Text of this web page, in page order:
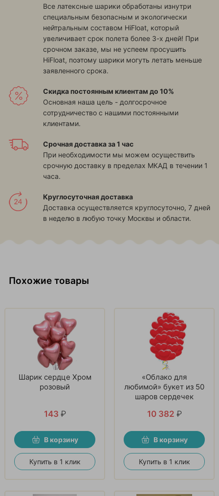
Все латексные шарики обработаны изнутри
специальным безопасным и экологически
нейтральным составом HiFloat, который
увеличивает срок полета более 3-х дней! При
срочном заказе, мы не успеем просушить
HiFloat, поэтому шарики могуть летать меньше
заявленного срока.
Скидка постоянным клиентам до 10%
Основная наша цель - долгосрочное
сотрудничество с нашими постоянными
клиентами.
Срочная доставка за 1 час
При необходимости мы можем осуществить
срочную доставку в пределах МКАД в течении 1
часа.
Круглосуточная доставка
Доставка осуществляется круглосуточно, 7 дней
в неделю в любую точку Москвы и области.
Похожие товары
Шарик сердце Хром
розовый
143 ₽
В корзину
Купить в 1 клик
«Облако для
любимой» букет из 50
шаров сердечек
10 382 ₽
В корзину
Купить в 1 клик